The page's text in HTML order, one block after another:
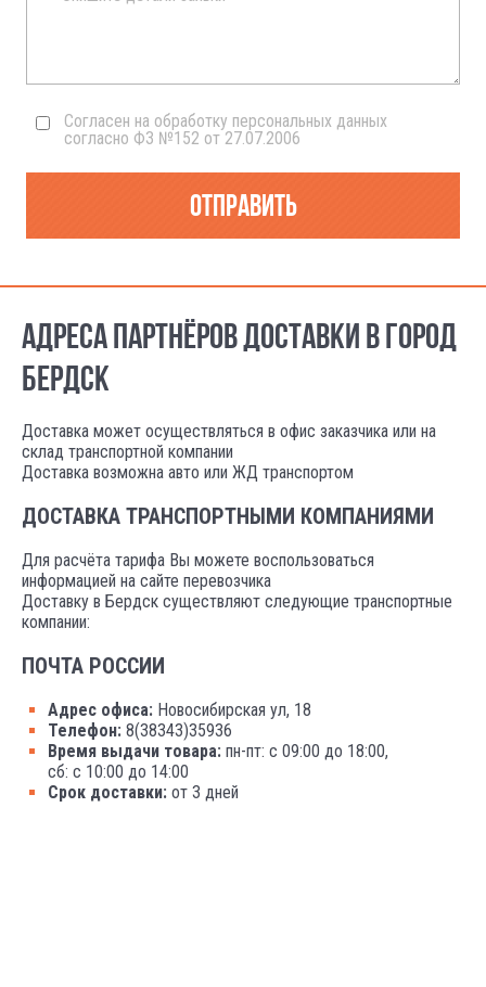
Согласен на обработку персональных данных
согласно ФЗ №152 от 27.07.2006
Отправить
АДРЕСА ПАРТНЁРОВ ДОСТАВКИ В ГОРОД
БЕРДСК
Доставка может осуществляться в офис заказчика или на
склад транспортной компании
Доставка возможна авто или ЖД транспортом
ДОСТАВКА ТРАНСПОРТНЫМИ КОМПАНИЯМИ
Для расчёта тарифа Вы можете воспользоваться
информацией на сайте перевозчика
Доставку в Бердск существляют следующие транспортные
компании:
ПОЧТА РОССИИ
Адрес офиса: Новосибирская ул, 18
Телефон: 8(38343)35936
Время выдачи товара: пн-пт: с 09:00 до 18:00,
сб: с 10:00 до 14:00
Срок доставки: от 3 дней